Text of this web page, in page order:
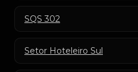
SQS 302
Setor Hoteleiro Sul